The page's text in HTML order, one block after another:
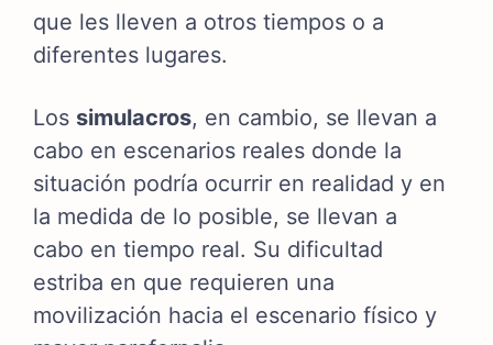
que les lleven a otros tiempos o a
diferentes lugares.
Los simulacros, en cambio, se llevan a
cabo en escenarios reales donde la
situación podría ocurrir en realidad y en
la medida de lo posible, se llevan a
cabo en tiempo real. Su dificultad
estriba en que requieren una
movilización hacia el escenario físico y